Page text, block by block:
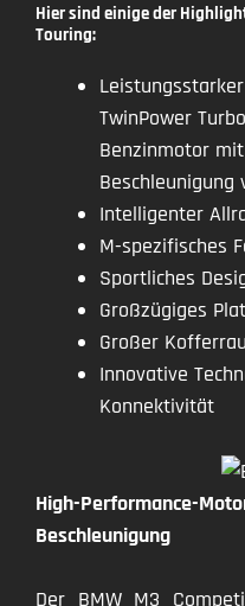
Hier sind einige der
Touring:
TwinPower
Benzinmotor
Beschleunigung
Intelligenter
M-spezifisches
Sportliches
Großzügiges
Großer
Innovative
Konnektivität
High-Performance-
Beschleunigung
Der BMW M3